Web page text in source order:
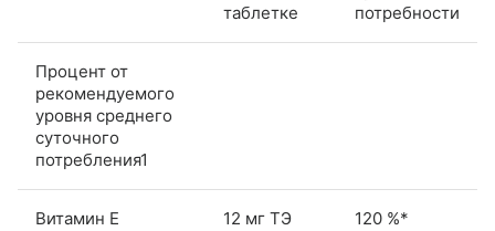
таблетке
потребности
Процент от
рекомендуемого
уровня среднего
суточного
потребления1
Витамин Е 12 мг ТЭ 120 %*